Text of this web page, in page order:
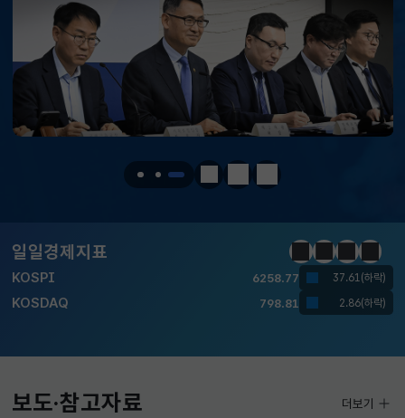
정지 이전 다음
일일경제지표
국고채(3년) 3.746 0.004(상승)
달러-원 1417.7000 6.1000(하락)
KOSPI 6258.77 37.61(하락)
KOSDAQ 798.81 2.86(하락)
KOSPI 6258.77 37.61(하락)
KOSDAQ 798.81 2.86(하락)
국고채(3년)
정지이전다음일일경
보도·참고자료 더보기